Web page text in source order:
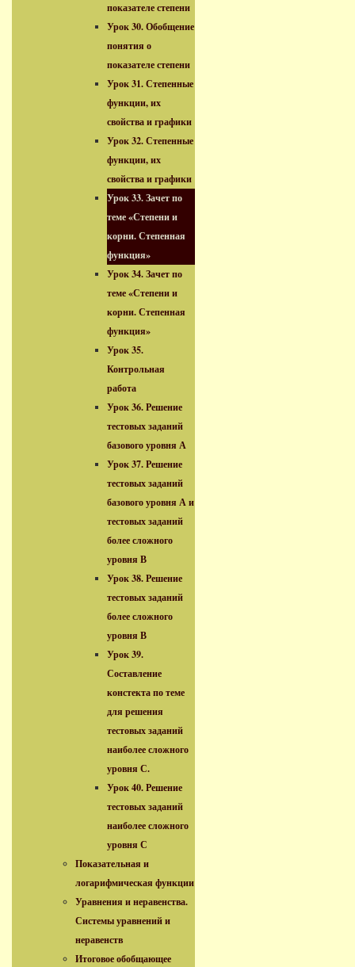
показателе степени
Урок 30. Обобщение
понятия о
показателе степени
Урок 31. Степенные
функции, их
свойства и графики
Урок 32. Степенные
функции, их
свойства и графики
Урок 33. Зачет по
теме «Степени и
корни. Степенная
функция»
Урок 34. Зачет по
теме «Степени и
корни. Степенная
функция»
Урок 35.
Контрольная
работа
Урок 36. Решение
тестовых заданий
базового уровня А
Урок 37. Решение
тестовых заданий
базового уровня А и
тестовых заданий
более сложного
уровня В
Урок 38. Решение
тестовых заданий
более сложного
уровня В
Урок 39.
Составление
констекта по теме
для решения
тестовых заданий
наиболее сложного
уровня С.
Урок 40. Решение
тестовых заданий
наиболее сложного
уровня С
Показательная и
логарифмическая функции
Уравнения и неравенства.
Системы уравнений и
неравенств
Итоговое обобщающее